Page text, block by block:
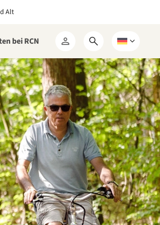
Alt
bei RCN
Mein
RCN
Suchformular
öffnen
Wählen
Sie
eine
Sprache